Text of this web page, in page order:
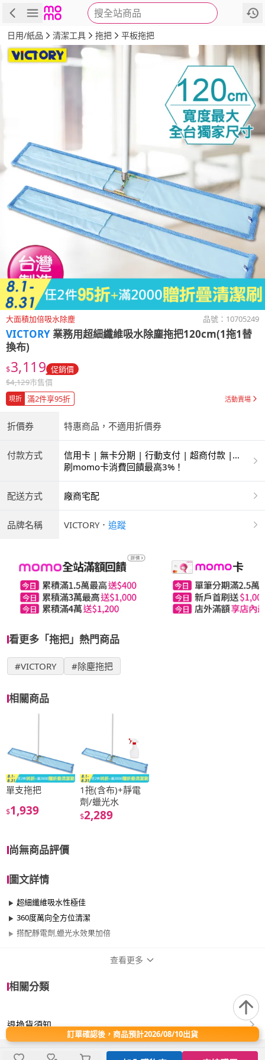
搜全站商品
商品 評價 詳情
日用/紙品 清潔工具 拖把 平板拖把
大面積加倍吸水除塵 品號： 10705249
VICTORY 業務用超細纖維吸水除塵拖把120cm(1拖1替
換布)
$3,119 促銷價
$4,129市售價
現折 滿2件享95折 活動賣場
折價券 特惠商品，不適用折價券
付款方式
信用卡 | 無卡分期 | 行動支付 | 超商付款 |
ATM | 銀聯卡
刷momo卡消費回饋最高3%！
配送方式 廠商宅配
品牌名稱 VICTORY ． 追蹤
看更多「拖把」熱門商品
#VICTORY #除塵拖把
相關商品
單支拖把
$1,939
1拖(含布)+靜電
劑/蠟光水
$2,289
尚無商品評價
圖文詳情
超細纖維吸水性極佳
360度萬向全方位清潔
搭配靜電劑,蠟光水效果加倍
適用於 餐廳、室內、室外
查看更多
相關分類
退換貨須知
訂單確認後，商品預計2026/08/10出貨